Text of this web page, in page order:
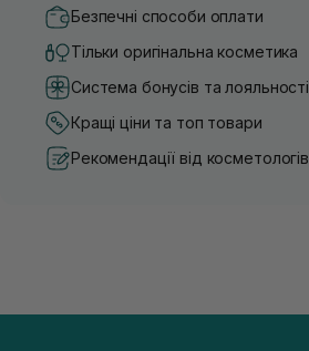
Безпечні способи оплати
Тільки оригінальна косметика
Система бонусів та лояльності
Кращі ціни та топ товари
Рекомендації від косметологів